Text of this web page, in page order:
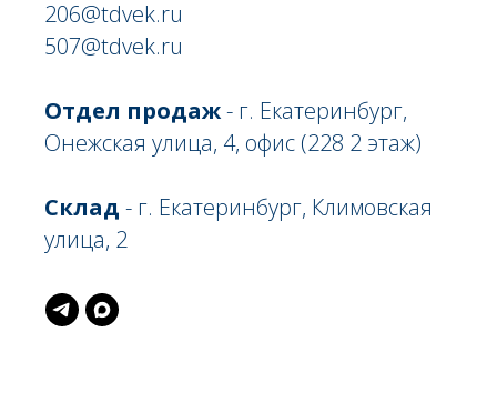
206@tdvek.ru
507@tdvek.ru
Отдел продаж- г. Екатеринбург,
Онежская улица, 4, офис (228 2 этаж)
Склад - г. Екатеринбург, Климовская
улица, 2